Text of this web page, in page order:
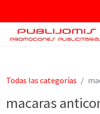
Todas las categorías
macaras